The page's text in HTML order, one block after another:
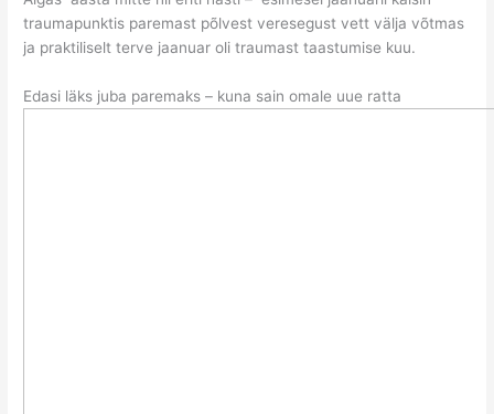
traumapunktis paremast põlvest veresegust vett välja võtmas
ja praktiliselt terve jaanuar oli traumast taastumise kuu.
Edasi läks juba paremaks – kuna sain omale uue ratta